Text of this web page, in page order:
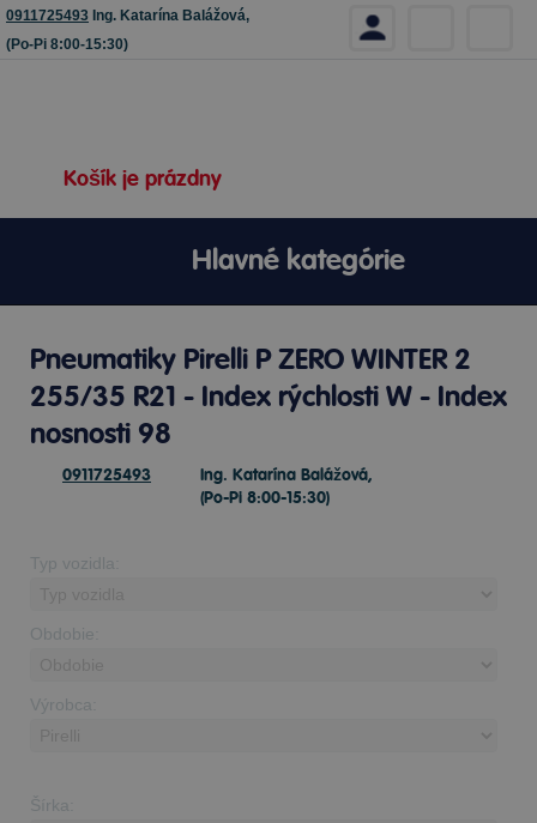
0911725493 Ing. Katarína Balážová,
(Po-Pi 8:00-15:30)
Košík je prázdny
Hlavné kategórie
Pneumatiky Pirelli P ZERO WINTER 2
255/35 R21 - Index rýchlosti W - Index
nosnosti 98
0911725493
Ing. Katarína Balážová,
(Po-Pi 8:00-15:30)
Typ vozidla:
Obdobie:
Výrobca:
Šírka: